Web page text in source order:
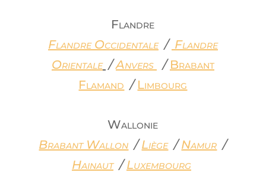
Flandre
Flandre Occidentale / Flandre
Orientale /Anvers /Brabant
Flamand /Limbourg
Wallonie
Brabant Wallon /Liège/Namur /
Hainaut /Luxembourg